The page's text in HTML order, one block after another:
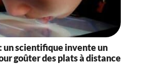
un scientifique invente un
goûter des plats à distance